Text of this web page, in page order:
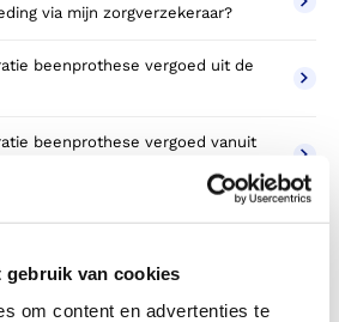
gebruik van cookies
om content en advertenties te
via mijn zorgverzekeraar?
beenprothese vergoed uit de
beenprothese vergoed vanuit
beenprothese in confectie- of